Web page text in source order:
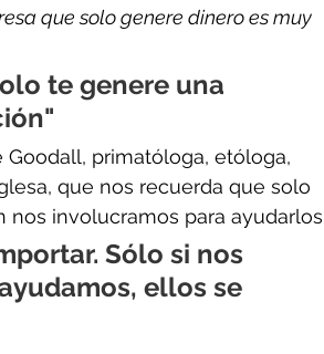
que solo genere dinero es muy
te genere una
primatóloga, etóloga,
que nos recuerda que solo
involucramos para
Sólo si nos
ellos se